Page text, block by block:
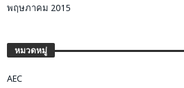
พฤษภาคม 2015
หมวดหมู่
AEC